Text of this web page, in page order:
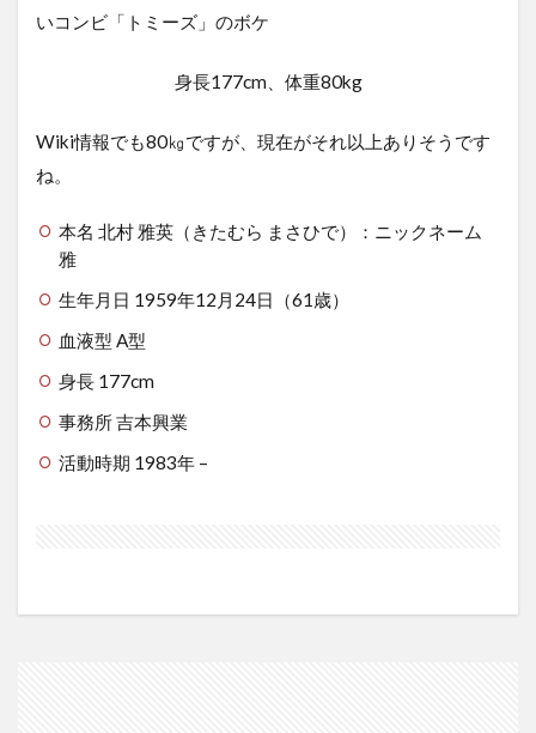
いコンビ「トミーズ」のボケ
身長177cm、体重80kg
Wiki情報でも80㎏ですが、現在がそれ以上ありそうです
ね。
本名 北村 雅英（きたむら まさひで）：ニックネーム
雅
生年月日 1959年12月24日（61歳）
血液型 A型
身長 177cm
事務所 吉本興業
活動時期 1983年 –